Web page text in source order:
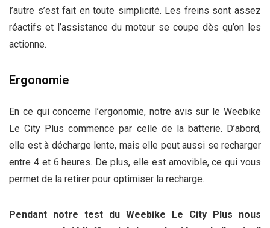
l’autre s’est fait en toute simplicité. Les freins sont assez
réactifs et l’assistance du moteur se coupe dès qu’on les
actionne.
Ergonomie
En ce qui concerne l’ergonomie, notre avis sur le Weebike
Le City Plus commence par celle de la batterie. D’abord,
elle est à décharge lente, mais elle peut aussi se recharger
entre 4 et 6 heures. De plus, elle est amovible, ce qui vous
permet de la retirer pour optimiser la recharge.
Pendant notre test du Weebike Le City Plus nous